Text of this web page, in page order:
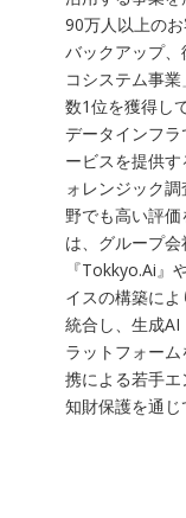
90万人以上の
バックアップ
コシステム事
数1位を獲得し
データインフ
ービスを提供
ォレンジック
野でも高い評
は、グループ
『Tokkyo.Ai』
イスの構築に
統合し、生成
ラットフォー
携による若手
知財保護を通じ